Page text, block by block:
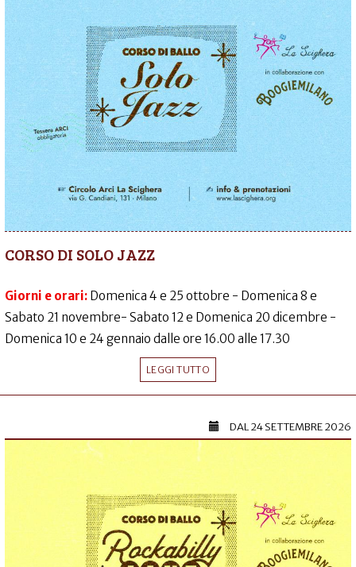
CORSO DI SOLO JAZZ
Giorni e orari: Domenica 4 e 25 ottobre - Domenica 8 e
Sabato 21 novembre- Sabato 12 e Domenica 20 dicembre -
Domenica 10 e 24 gennaio dalle ore 16.00 alle 17.30
LEGGI TUTTO
DAL24 SETTEMBRE 2026